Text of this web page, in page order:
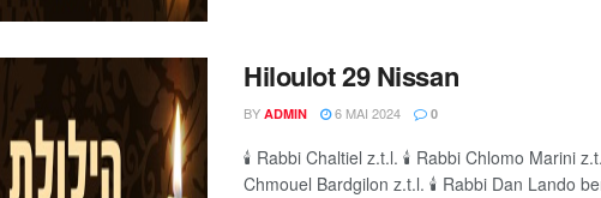
Hiloulot 29 Nissan
BY ADMIN 6 MAI 2024 0
🕯 Rabbi Chaltiel z.t.l. 🕯 Rabbi Chlomo Marini
Chmouel Bardgilon z.t.l. 🕯 Rabbi Dan Lando